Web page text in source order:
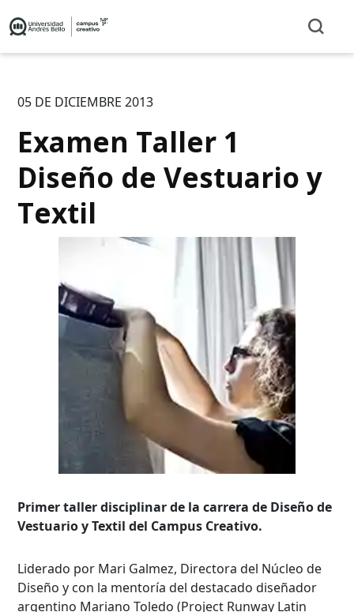
05 DE DICIEMBRE 2013
Examen Taller 1
Diseño de Vestuario y
Textil
Primer taller disciplinar de la carrera de Diseño de
Vestuario y Textil del Campus Creativo.
Liderado por Mari Galmez, Directora del Núcleo de
Diseño y con la mentoría del destacado diseñador
argentino Mariano Toledo (Project Runway Latin